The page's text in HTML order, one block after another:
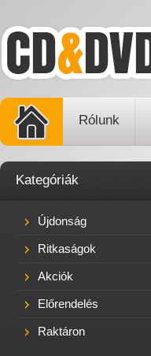
Rólunk
Kategóriák
Újdonság
Ritkaságok
Akciók
Előrendelés
Raktáron